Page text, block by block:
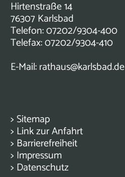
Hirtenstraße 14
76307 Karlsbad
Telefon: 07202/9304-400
Telefax: 07202/9304-410
E-Mail:rathaus@karlsbad.de
> Sitemap
> Link zur Anfahrt
> Barrierefreiheit
> Impressum
> Datenschutz